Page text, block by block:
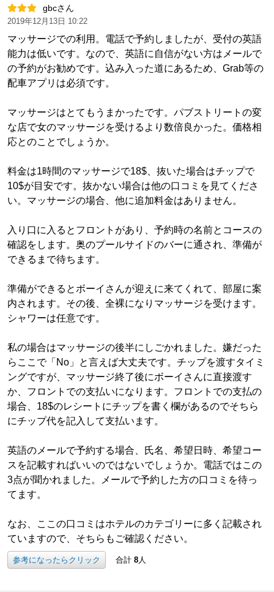
gbcさん
2019年12月13日 10:22
マッサージでの利用。電話で予約しましたが、受付の英語
能力は低いです。なので、英語に自信がない方はメールで
の予約がお勧めです。込み入った道にあるため、Grab等の
配車アプリは必須です。
マッサージはとてもうまかったです。パブストリートの変
な店で女のマッサージを受けるより数倍良かった。価格相
応とのことでしょうか。
料金は1時間のマッサージで18$、抜いた場合はチップで
10$が目安です。抜かない場合は他の口コミを見てくださ
い。マッサージの場合、他に追加料金はありません。
入り口に入るとフロントがあり、予約時の名前とコースの
確認をします。奥のプールサイドのバーに通され、準備が
できるまで待ちます。
準備ができるとボーイさんが迎えに来てくれて、部屋に案
内されます。その後、全裸になりマッサージを受けます。
シャワーは任意です。
私の場合はマッサージの後半にしごかれました。嫌だった
らここで「No」と言えば大丈夫です。チップを渡すタイミ
ングですが、マッサージ終了後にボーイさんに直接渡す
か、フロントでの支払いになります。フロントでの支払の
場合、18$のレシートにチップを書く欄があるのでそちら
にチップ代を記入して支払います。
英語のメールで予約する場合、氏名、希望日時、希望コー
スを記載すればいいのではないでしょうか。電話ではこの
3点が聞かれました。メールで予約した方の口コミを待っ
てます。
なお、ここの口コミはホテルのカテゴリーに多く記載され
ていますので、そちらもご確認ください。
参考になったらクリック 合計 8人